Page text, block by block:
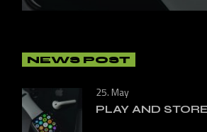
NEWS POST
25. May
PLAY AND STORE